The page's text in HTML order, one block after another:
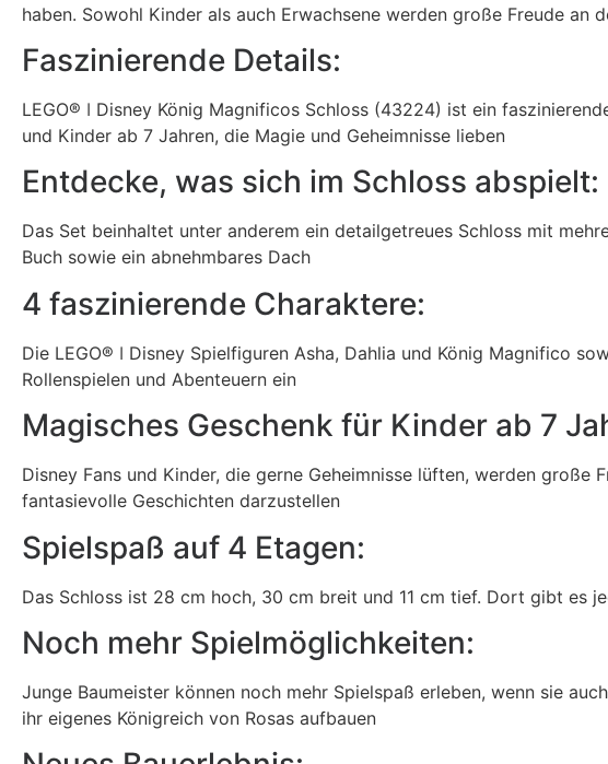
haben. Sowohl Kinder als auch Erwachsene werden große Freude an
Faszinierende Details:
LEGO® ǀ Disney König Magnificos Schloss (43224) ist ein
und Kinder ab 7 Jahren, die Magie und Geheimnisse lieben
Entdecke, was sich im Schloss abspielt:
Das Set beinhaltet unter anderem ein detailgetreues Schloss mit
Buch sowie ein abnehmbares Dach
4 faszinierende Charaktere:
Die LEGO® ǀ Disney Spielfiguren Asha, Dahlia und König Magnifico
Rollenspielen und Abenteuern ein
Magisches Geschenk für Kinder ab 7
Disney Fans und Kinder, die gerne Geheimnisse lüften, werden
fantasievolle Geschichten darzustellen
Spielspaß auf 4 Etagen:
Das Schloss ist 28 cm hoch, 30 cm breit und 11 cm tief. Dort gibt es
Noch mehr Spielmöglichkeiten:
Junge Baumeister können noch mehr Spielspaß erleben, wenn sie
ihr eigenes Königreich von Rosas aufbauen